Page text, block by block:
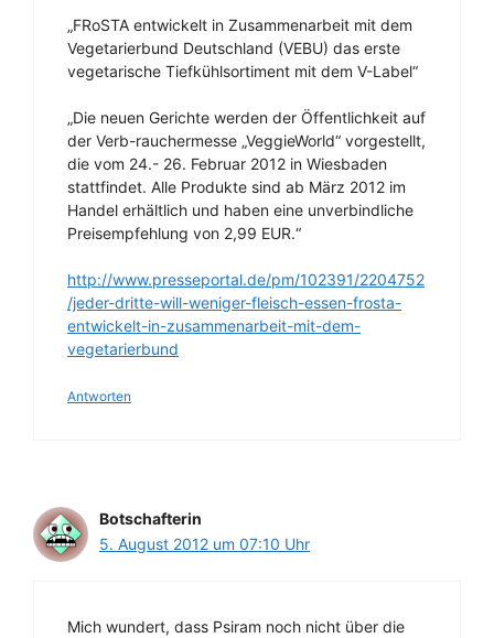
„FRoSTA entwickelt in Zusammenarbeit mit dem
Vegetarierbund Deutschland (VEBU) das erste
vegetarische Tiefkühlsortiment mit dem V-Label“
„Die neuen Gerichte werden der Öffentlichkeit auf
der Verb-rauchermesse „VeggieWorld“ vorgestellt,
die vom 24.- 26. Februar 2012 in Wiesbaden
stattfindet. Alle Produkte sind ab März 2012 im
Handel erhältlich und haben eine unverbindliche
Preisempfehlung von 2,99 EUR.“
http://www.presseportal.de/pm/102391/2204752
/jeder-dritte-will-weniger-fleisch-essen-frosta-
entwickelt-in-zusammenarbeit-mit-dem-
vegetarierbund
Antworten
Botschafterin
5. August 2012 um 07:10 Uhr
Mich wundert, dass Psiram noch nicht über die